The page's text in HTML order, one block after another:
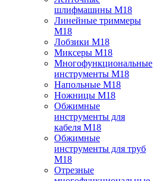
шлифмашины M18
Линейные триммеры
M18
Лобзики M18
Миксеры M18
Многофункциональные
инструменты M18
Напольные M18
Ножницы M18
Обжимные
инструменты для
кабеля M18
Обжимные
инструменты для труб
M18
Отрезные